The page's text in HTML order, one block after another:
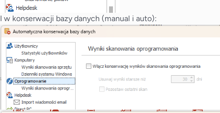
I w konserwacji bazy danych (manual i auto):